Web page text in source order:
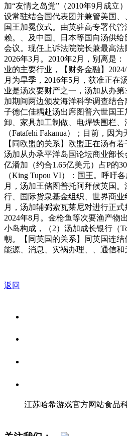
加“友情之岛党”（2010年9月成立
设常驻结合国代表团并兼管美国
国王加冕仪式。由英驻高专署代
赖。、及中国、日本等国向汤供
会议。现任上诉法院院长兼最高法
2026年3月。2010年2月，别离是
业的主要行业，【财务金融】
月为旱季，2016年5月，获准正在
业是汤次要财产之一，汤加从办
加期间两边颁发海洋科学调查结合
子德仁佳耦赴汤出席图普六世国
卸、家具加工制做、电焊铁围栏
（Fatafehi Fakanua）；目前，因
【同欧盟的关系】欧盟正在汤有
汤加从办承平洋岛国论坛商业部
亿潘加（约合1.65亿美元）占P的
（King Tupou VI）：国王。呼吁
月，汤加王储图普托阿拜候英国
行、国际货泉基金组织、世界商
月，汤加辅弼索瓦莱尼对进行正
2024年8月。金枪鱼等次要渔产物
小岛构成，（2）汤加成长银行（
朝。【同英国的关系】同英国连
能源、消息、灾祸办理、、通信
返回
江苏哈希游戏官方网站食品